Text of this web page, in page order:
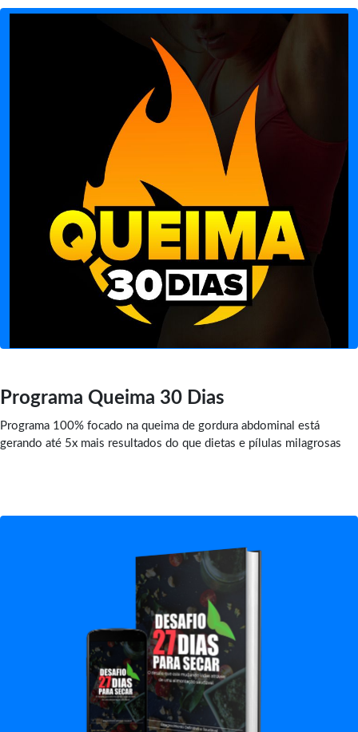
Programa Queima 30 Dias
Programa 100% focado na queima de gordura abdominal está
gerando até 5x mais resultados do que dietas e pílulas milagrosas